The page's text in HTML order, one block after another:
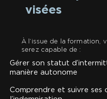
visées
À l’issue de la formation,
serez capable de :
Gérer son statut
manière autonome
Comprendre et suivre ses